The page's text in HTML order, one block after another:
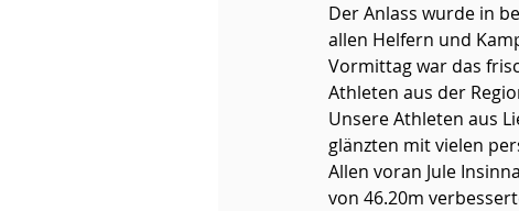
Der Anlass wurde in
allen Helfern und
Vormittag war das
Athleten aus der
Unsere Athleten aus
glänzten mit vielen
Allen voran Jule
von 46.20m